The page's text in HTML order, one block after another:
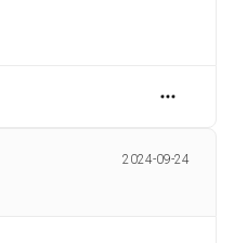
2024-09-24